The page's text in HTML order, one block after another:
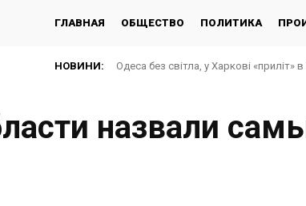
ГЛАВНАЯ ОБЩЕСТВО ПОЛИТИКА
НОВИНИ: Одеса без світла, у Харкові «приліт»
назвали